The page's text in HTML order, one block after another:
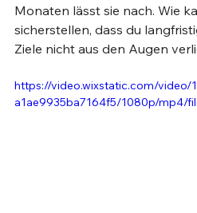
Monaten lässt sie nach. Wie
sicherstellen, dass du
Ziele nicht aus den Augen
https://video.wixstatic.com/
a1ae9935ba7164f5/1080p/mp4/